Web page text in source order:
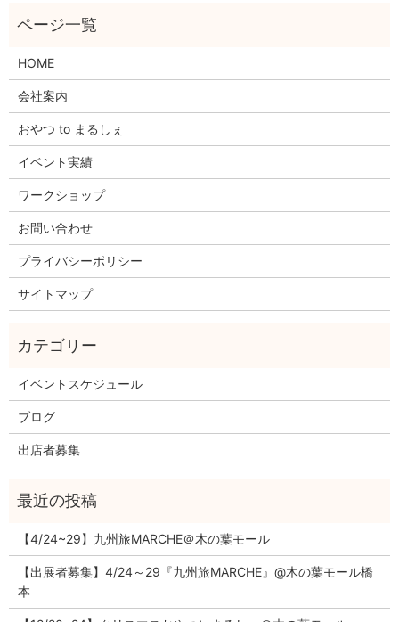
HOME
会社案内
おやつ to まるしぇ
イベント実績
ワークショップ
お問い合わせ
プライバシーポリシー
サイトマップ
イベントスケジュール
ブログ
出店者募集
【4/24~29】九州旅MARCHE＠木の葉モール
【出展者募集】4/24～29『九州旅MARCHE』@木の葉モール橋
本